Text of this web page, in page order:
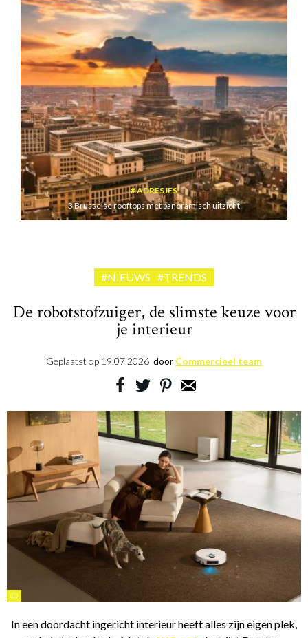
ADRESJES
3 Brusselse rooftops met panoramisch uitzicht
#NIEUWS #TRENDS
De robotstofzuiger, de slimste keuze voor
je interieur
Geplaatst op 19.07.2026 door Commercieel team
©
In een doordacht ingericht interieur heeft alles zijn eigen plek,